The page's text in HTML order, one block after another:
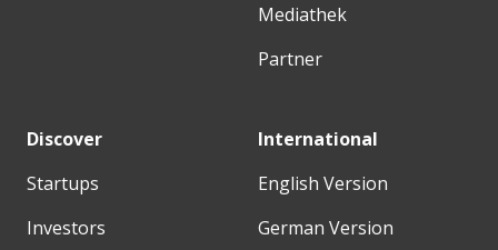
Mediathek
Partner
Discover
Startups
Investors
International
English Version
German Version